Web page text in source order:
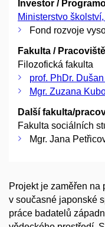
Investor /
Ministerstvo
Fond rozvoje
Fakulta /
Filozofická fakulta
prof. PhDr.
Mgr. Zuzana
Další fakulta/
Fakulta sociálních
Mgr. Jana
Projekt je zaměřen na
v současné japonské
práce badatelů